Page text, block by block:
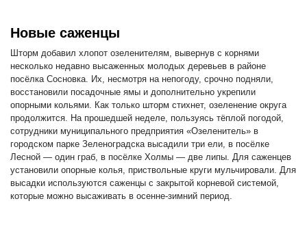
Новые саженцы
Шторм добавил хлопот озеленителям, вывернув с корнями
несколько недавно высаженных молодых деревьев в районе
посёлка Сосновка. Их, несмотря на непогоду, срочно подняли,
восстановили посадочные ямы и дополнительно укрепили
опорными кольями. Как только шторм стихнет, озеленение округа
продолжится. На прошедшей неделе, пользуясь тёплой погодой,
сотрудники муниципального предприятия «Озеленитель» в
городском парке Зеленоградска высадили три ели, в посёлке
Лесной — один граб, в посёлке Холмы — две липы. Для саженцев
установили опорные колья, приствольные круги мульчировали. Для
высадки используются саженцы с закрытой корневой системой,
которые можно высаживать в осенне-зимний период.